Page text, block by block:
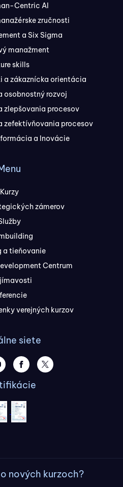
Centric AI
zručnosti
a Six Sigma
manažment
skills
a zákaznícka orientácia
osobnostný rozvoj
zlepšovania procesov
zefektívňovania procesov
a Inovácie
Kurzy
zámerov
a tieňovanie
Centrum
verejných kurzov
siete
nových kurzoch?